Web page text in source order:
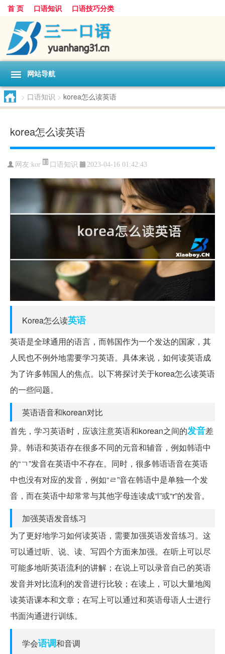
首 页 口语知识 口语技巧分类
网站导航
> 口语知识 > korea怎么读英语
korea怎么读英语
网友:kor 口语知识 2023-04-16 01:42:43
Korea怎么读英语
英语是全球通用的语言，而韩国作为一个发达的国家，其
人民也不例外地需要学习英语。具体来说，如何读英语成
为了许多韩国人的焦点。以下将探讨关于korea怎么读英语
的一些问题。
英语语音和korean对比
首先，学习英语时，应该注意英语和korean之间的发音差
异。韩语和英语存在很多不同的元音和辅音，例如韩语中
的“ㄱ”发音在英语中不存在。同时，很多韩语语音在英语
中也没有对应的发音，例如“ㄹ”音在韩语中是单独一个发
音，而在英语中却常常与其他字母连读成“l”或“r”的发音。
加强英语发音练习
为了更好地学习如何读英语，需要加强英语发音练习。这
可以通过听、说、读、写四个方面来加强。在听上可以尽
可能多地听英语流利的讲解；在说上可以录音自己的英语
发音并对比流利的发音进行比较；在读上，可以大量地阅
读英语课本和文章；在写上可以通过和英语母语人士进行
书面沟通进行训练。
学会语调和音调